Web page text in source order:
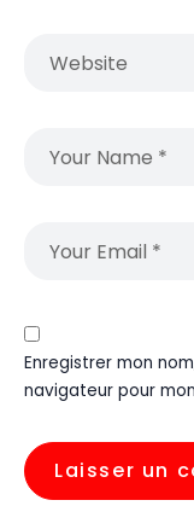
Enregistrer mon
navigateur pour